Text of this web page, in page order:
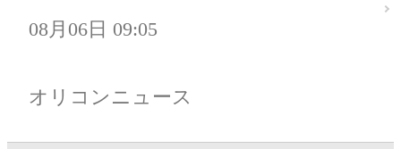
08月06日 09:05
オリコンニュース